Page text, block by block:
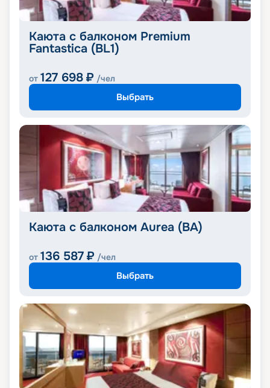
Каюта с балконом Premium
Fantastica (BL1)
от 127 698 ₽ /чел
Выбрать
Каюта с балконом Aurea (BA)
от 136 587 ₽ /чел
Выбрать